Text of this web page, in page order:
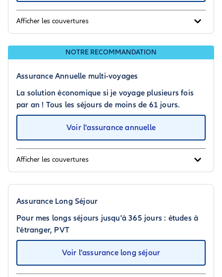
Afficher les couvertures
NOTRE RECOMMANDATION
Assurance Annuelle multi-voyages
La solution économique si je voyage plusieurs fois
par an ! Tous les séjours de moins de 61 jours.
Voir l'assurance annuelle
Afficher les couvertures
Assurance Long Séjour
Pour mes longs séjours jusqu'à 365 jours : études à
l'étranger, PVT
Voir l'assurance long séjour